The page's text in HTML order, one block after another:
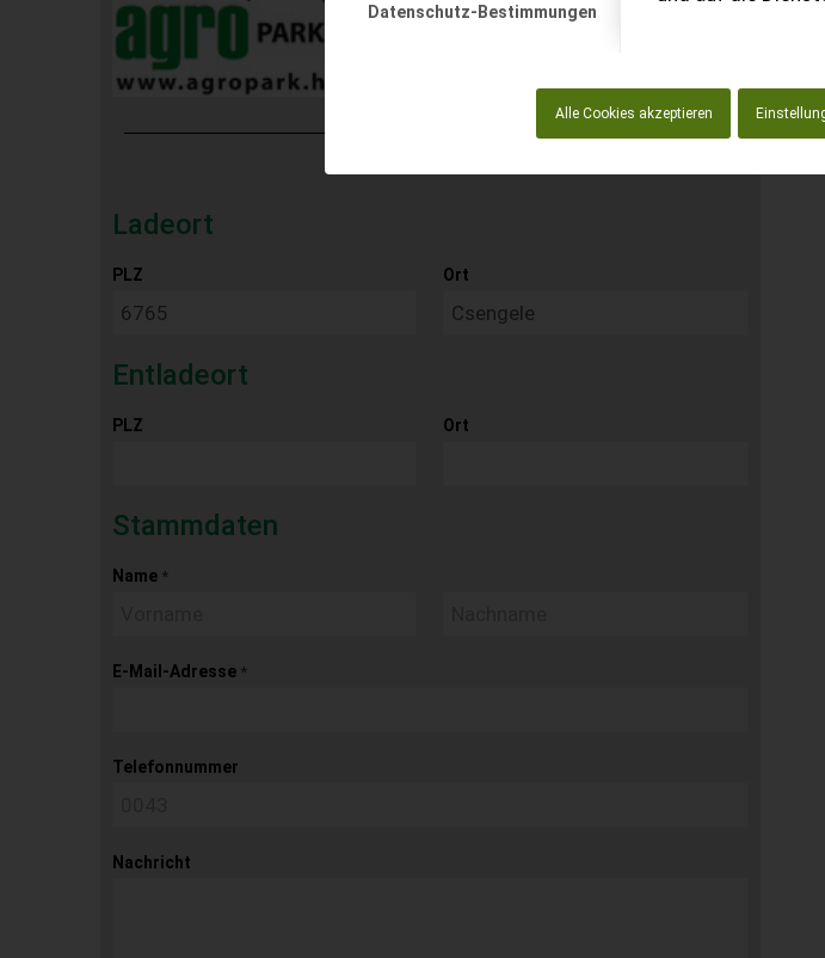
Datenschutz-Bestimmungen
Alle Cookies akzeptieren
Ladeort
PLZ Ort
Entladeort
PLZ Ort
Stammdaten
Name *
E-Mail-Adresse *
Telefonnummer
Nachricht